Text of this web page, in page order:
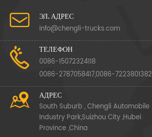
ЭЛ. АДРЕС
info@chengli-trucks.com
ТЕЛЕФОН
0086-15072324118
0086-2787058417,0086-7223801382
АДРЕС
South Suburb , Chengli Automobile
Industry Park,Suizhou City ,Hubei
Province ,China